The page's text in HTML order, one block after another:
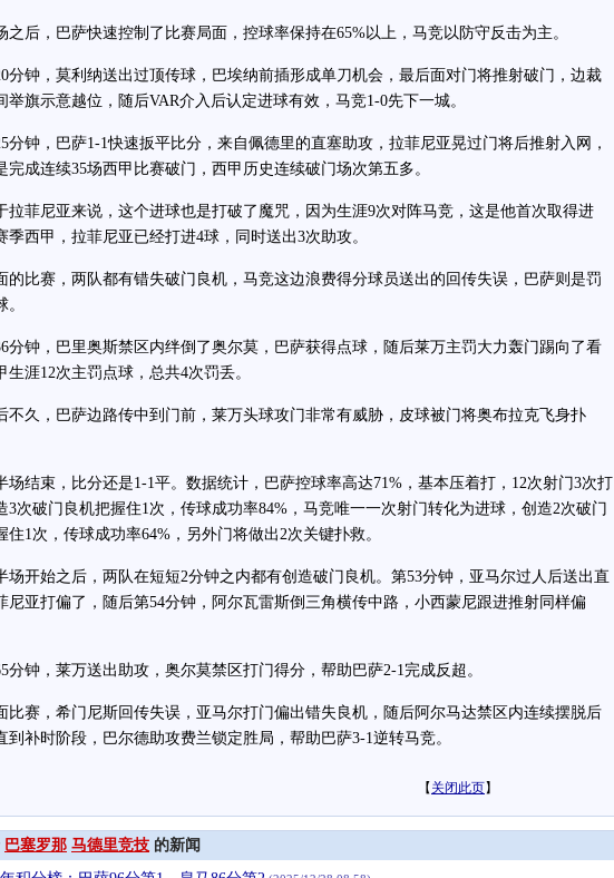
，巴萨快速控制了比赛局面，控球率保持在65%以上，马竞以防守反击为主。
钟，莫利纳送出过顶传球，巴埃纳前插形成单刀机会，最后面对门将推射破门，边裁
举旗示意越位，随后VAR介入后认定进球有效，马竞1-0先下一城。
钟，巴萨1-1快速扳平比分，来自佩德里的直塞助攻，拉菲尼亚晃过门将后推射入网，
完成连续35场西甲比赛破门，西甲历史连续破门场次第五多。
尼亚来说，这个进球也是打破了魔咒，因为生涯9次对阵马竞，这是他首次取得进
季西甲，拉菲尼亚已经打进4球，同时送出3次助攻。
赛，两队都有错失破门良机，马竞这边浪费得分球员送出的回传失误，巴萨则是罚
钟，巴里奥斯禁区内绊倒了奥尔莫，巴萨获得点球，随后莱万主罚大力轰门踢向了看
生涯12次主罚点球，总共4次罚丢。
，巴萨边路传中到门前，莱万头球攻门非常有威胁，皮球被门将奥布拉克飞身扑
束，比分还是1-1平。数据统计，巴萨控球率高达71%，基本压着打，12次射门3次打
3次破门良机把握住1次，传球成功率84%，马竞唯一一次射门转化为进球，创造2次破门
住1次，传球成功率64%，另外门将做出2次关键扑救。
始之后，两队在短短2分钟之内都有创造破门良机。第53分钟，亚马尔过人后送出直
尼亚打偏了，随后第54分钟，阿尔瓦雷斯倒三角横传中路，小西蒙尼跟进推射同样偏
钟，莱万送出助攻，奥尔莫禁区打门得分，帮助巴萨2-1完成反超。
，希门尼斯回传失误，亚马尔打门偏出错失良机，随后阿尔马达禁区内连续摆脱后
到补时阶段，巴尔德助攻费兰锁定胜局，帮助巴萨3-1逆转马竞。
【 关闭此页】
巴塞罗那 马德里竞技 的新闻